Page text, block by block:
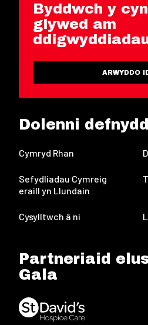
Byddwch y
glywed am
ARWYDDO
Dolenni
Cymryd Rhan
Sefydliadau Cymreig
eraill yn Llundain
Cysylltwch â ni
Partneriaid
Gala